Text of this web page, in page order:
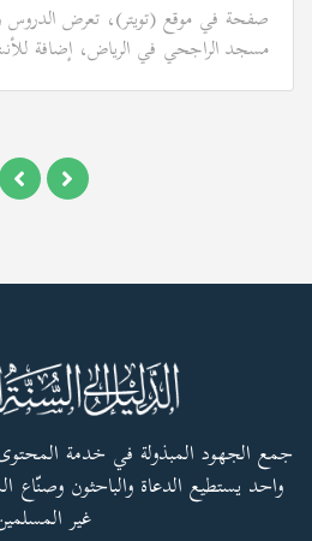
صفحة في موقع (تويتر)، تعرض الدروس
مسجد الراجحي في الرياض، إضافة
جمع الجهود المبذولة في خدمة
واحد يستطيع الدعاة والباحثون وصنّاع
غير